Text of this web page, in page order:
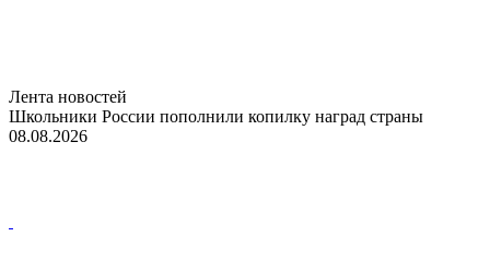
Лента новостей
Школьники России пополнили копилку наград страны
08.08.2026